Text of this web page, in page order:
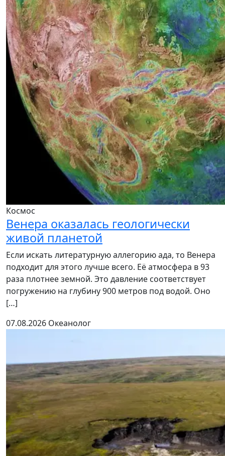
Космос
Венера оказалась геологически
живой планетой
Если искать литературную аллегорию ада, то Венера
подходит для этого лучше всего. Её атмосфера в 93
раза плотнее земной. Это давление соответствует
погружению на глубину 900 метров под водой. Оно
[…]
07.08.2026 Океанолог